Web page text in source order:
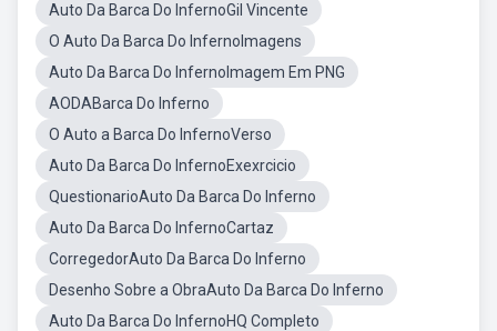
Auto Da Barca Do InfernoGil Vincente
O Auto Da Barca Do InfernoImagens
Auto Da Barca Do InfernoImagem Em PNG
AODABarca Do Inferno
O Auto a Barca Do InfernoVerso
Auto Da Barca Do InfernoExexrcicio
QuestionarioAuto Da Barca Do Inferno
Auto Da Barca Do InfernoCartaz
CorregedorAuto Da Barca Do Inferno
Desenho Sobre a ObraAuto Da Barca Do Inferno
Auto Da Barca Do InfernoHQ Completo